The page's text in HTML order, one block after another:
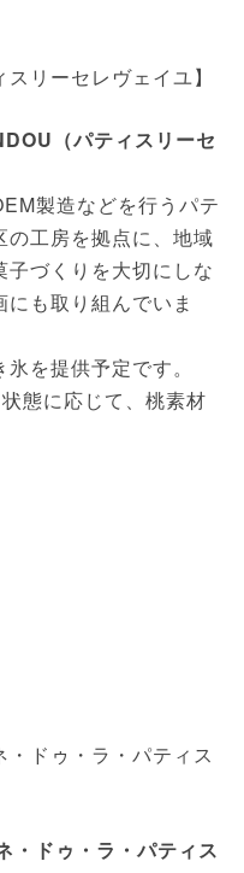
リーセレヴェイユ】
（パティスリーセ
製造などを行うパテ
の工房を拠点に、地域
づくりを大切にしな
も取り組んでいま
を提供予定です。
態に応じて、桃素材
・ドゥ・ラ・パティス
ドゥ・ラ・パティス